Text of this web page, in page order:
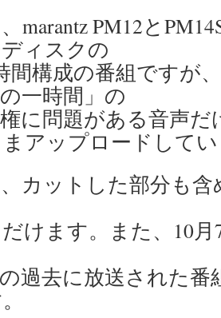
marantz PM12と
ィスクの
間構成の番組ですが
一時間」の
に問題がある音声
アップロードして
カットした部分も
けます。また、10
過去に放送された番